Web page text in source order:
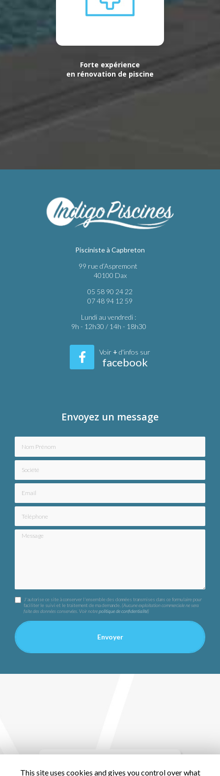
Forte expérience
en rénovation de piscine
Pisciniste à Capbreton
99 rue d’Aspremont
40100 Dax
05 58 90 24 22
07 48 94 12 59
Lundi au vendredi :
9h - 12h30 / 14h - 18h30
Voir + d'infos sur
facebook
Envoyez un message
Message
J'autorise ce site à conserver l'ensemble des données transmises dans ce formulaire pour
faciliter le suivi et le traitement de ma demande.(Aucune exploitation commerciale ne sera
faite des données conservées. Voir notrepolitique de confidentialité)
This site uses cookies and gives you control over what